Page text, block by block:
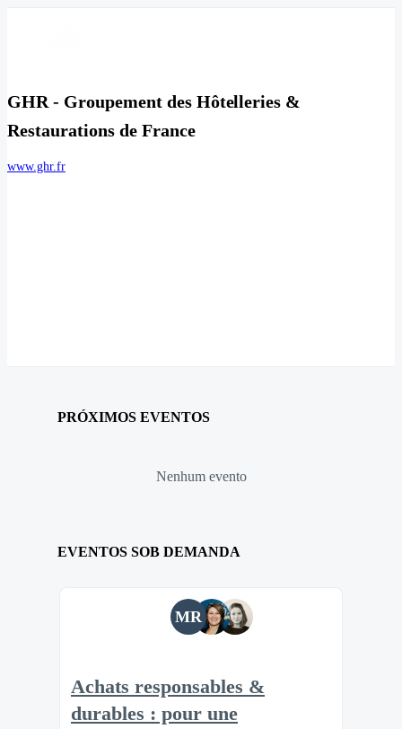
GHR - Groupement des Hôtelleries &
Restaurations de France
www.ghr.fr
PRÓXIMOS EVENTOS
Nenhum evento
EVENTOS SOB DEMANDA
MR
Achats responsables &
durables : pour une